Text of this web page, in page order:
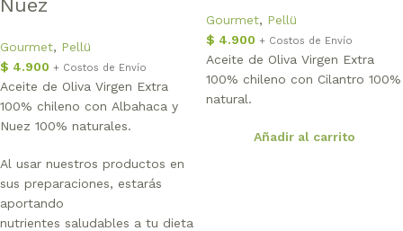
Nuez
Gourmet, Pellü
$ 4.900 + Costos de Envío
Aceite de Oliva Virgen Extra
100% chileno con Albahaca y
Nuez 100% naturales.
Al usar nuestros productos en
sus preparaciones, estarás
aportando
nutrientes saludables a tu dieta
Gourmet, Pellü
$ 4.900 + Costos de Envío
Aceite de Oliva Virgen Extra
100% chileno con Cilantro 100%
natural.
Añadir al carrito